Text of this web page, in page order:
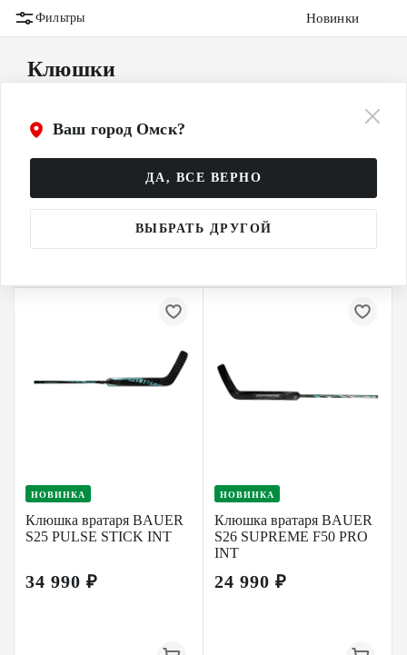
Ваш город Омск?
ДА, ВСЕ ВЕРНО
ВЫБРАТЬ ДРУГОЙ
Взрослые (SR)
Клюшки
НОВИНКА
Клюшка вратаря BAUER
S25 PULSE STICK INT
34 990 ₽
НОВИНКА
Клюшка вратаря BAUER
S26 SUPREME F50 PRO
INT
24 990 ₽
Фильтры Новинки